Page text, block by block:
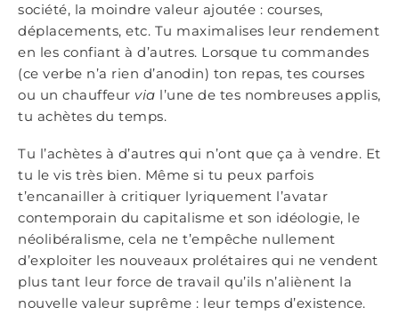
société, la moindre valeur ajoutée : courses,
déplacements, etc. Tu maximalises leur rendement
en les confiant à d’autres. Lorsque tu commandes
(ce verbe n’a rien d’anodin) ton repas, tes courses
ou un chauffeur via l’une de tes nombreuses applis,
tu achètes du temps.
Tu l’achètes à d’autres qui n’ont que ça à vendre. Et
tu le vis très bien. Même si tu peux parfois
t’encanailler à critiquer lyriquement l’avatar
contemporain du capitalisme et son idéologie, le
néolibéralisme, cela ne t’empêche nullement
d’exploiter les nouveaux prolétaires qui ne vendent
plus tant leur force de travail qu’ils n’aliènent la
nouvelle valeur suprême : leur temps d’existence.